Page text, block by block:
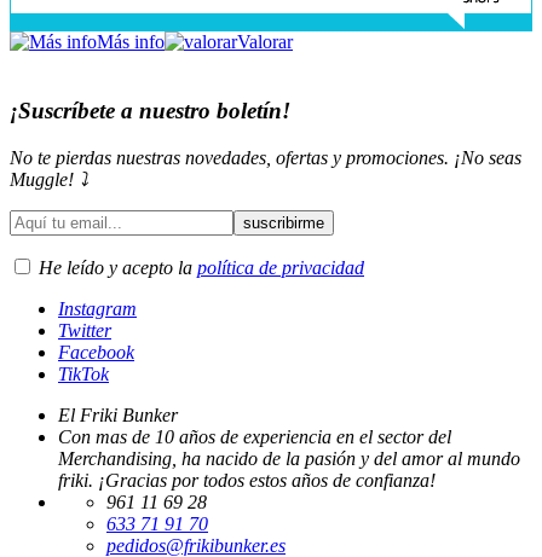
Más info Valorar
¡Suscríbete a nuestro boletín!
No te pierdas nuestras novedades, ofertas y promociones. ¡No seas
Muggle! ⤵️
He leído y acepto la política de privacidad
Instagram
Twitter
Facebook
TikTok
El Friki Bunker
Con mas de 10 años de experiencia en el sector del
Merchandising, ha nacido de la pasión y del amor al mundo
friki. ¡Gracias por todos estos años de confianza!
961 11 69 28
633 71 91 70
pedidos@frikibunker.es